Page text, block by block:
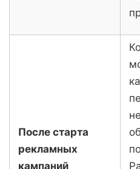
После старта
рекламных
кампаний